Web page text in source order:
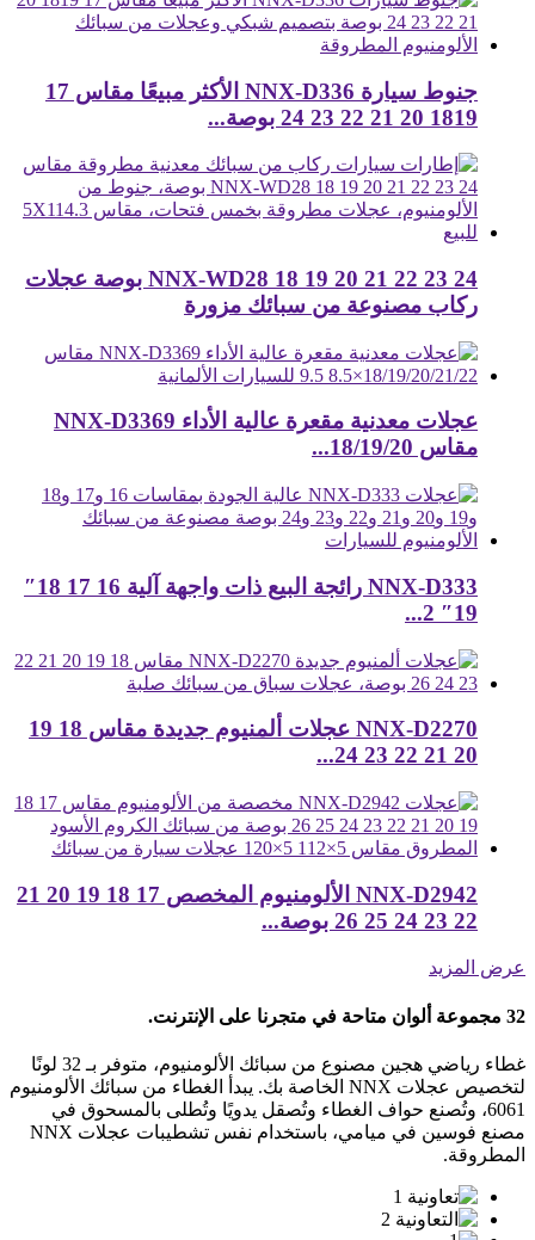
جنوط سيارة NNX-D336 الأكثر مبيعًا مقاس 17
1819 20 21 22 23 24 بوصة...
NNX-WD28 18 19 20 21 22 23 24 بوصة عجلات
ركاب مصنوعة من سبائك مزورة
عجلات معدنية مقعرة عالية الأداء NNX-D3369
مقاس 18/19/20...
NNX-D333 رائجة البيع ذات واجهة آلية 16 17 18″
19″ 2...
NNX-D2270 عجلات ألمنيوم جديدة مقاس 18 19
20 21 22 23 24...
NNX-D2942 الألومنيوم المخصص 17 18 19 20 21
22 23 24 25 26 بوصة...
عرض المزيد
32 مجموعة ألوان متاحة في متجرنا على الإنترنت.
غطاء رياضي هجين مصنوع من سبائك الألومنيوم، متوفر بـ 32 لونًا
لتخصيص عجلات NNX الخاصة بك. يبدأ الغطاء من سبائك الألومنيوم
6061، وتُصنع حواف الغطاء وتُصقل يدويًا وتُطلى بالمسحوق في
مصنع فوسين في ميامي، باستخدام نفس تشطيبات عجلات NNX
المطروقة.